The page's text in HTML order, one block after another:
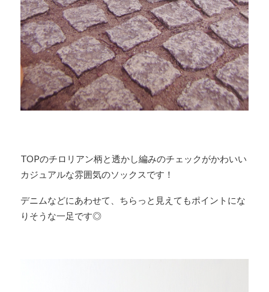
TOPのチロリアン柄と透かし編みのチェックがかわいい
カジュアルな雰囲気のソックスです！
デニムなどにあわせて、ちらっと見えてもポイントにな
りそうな一足です◎